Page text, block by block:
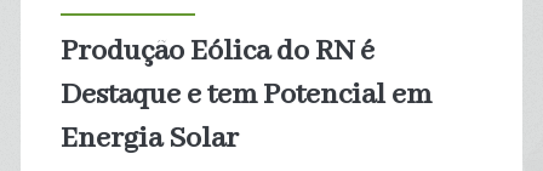
Produção Eólica do RN é
Destaque e tem Potencial em
Energia Solar